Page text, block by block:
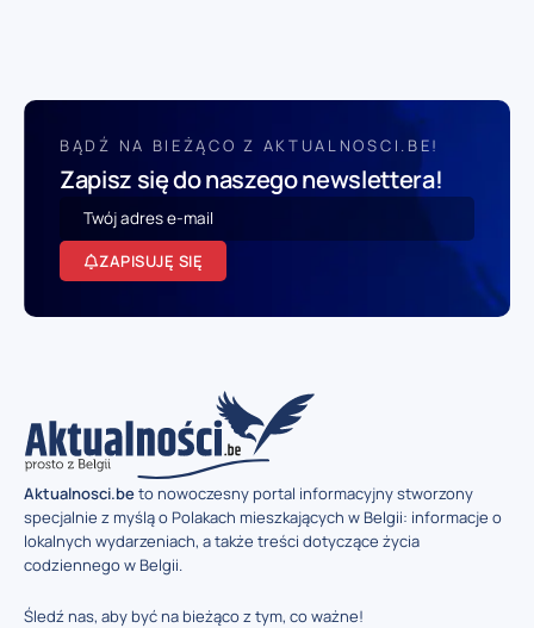
BĄDŹ NA BIEŻĄCO Z AKTUALNOSCI.BE!
Zapisz się do naszego newslettera!
ZAPISUJĘ SIĘ
Aktualnosci.beto nowoczesny portal informacyjny stworzony
specjalnie z myślą o Polakach mieszkających w Belgii: informacje o
lokalnych wydarzeniach, a także treści dotyczące życia
codziennego w Belgii.
Śledź nas, aby być na bieżąco z tym, co ważne!